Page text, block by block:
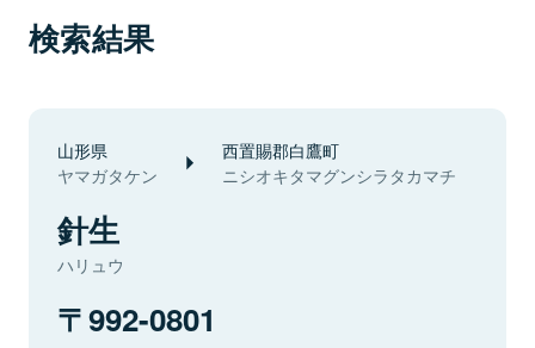
検索結果
山形県
ヤマガタケン
西置賜郡白鷹町
ニシオキタマグンシラタカマチ
針生
ハリュウ
992-0801